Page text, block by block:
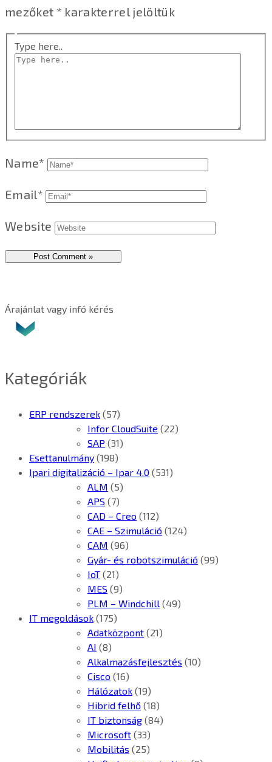
mezőket * karakterrel jelöltük
Type here..
Name*
Email*
Website
Árajánlat vagy infó kérés
Kategóriák
ERP rendszerek (57)
Infor CloudSuite (22)
SAP (31)
Esettanulmány (198)
Ipari digitalizáció – Ipar 4.0 (531)
ALM (5)
APS (7)
CAD – Creo (112)
CAE – Szimuláció (124)
CAM (96)
Gyár- és robotszimuláció (99)
IoT (21)
MES (9)
PLM – Windchill (49)
IT megoldások (175)
Adatközpont (21)
AI (8)
Alkalmazásfejlesztés (10)
Cisco (16)
Hálózatok (19)
Hibrid felhő (18)
IT biztonság (84)
Microsoft (33)
Mobilitás (25)